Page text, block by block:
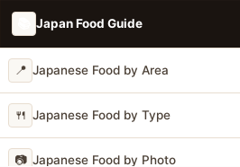
Japan Food Guide
📍 Japanese Food by Area
🍴 Japanese Food by Type
📷 Japanese Food by Photo